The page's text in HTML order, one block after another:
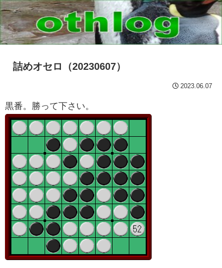
詰めオセロ（20230607）
2023.06.07
黒番。勝って下さい。